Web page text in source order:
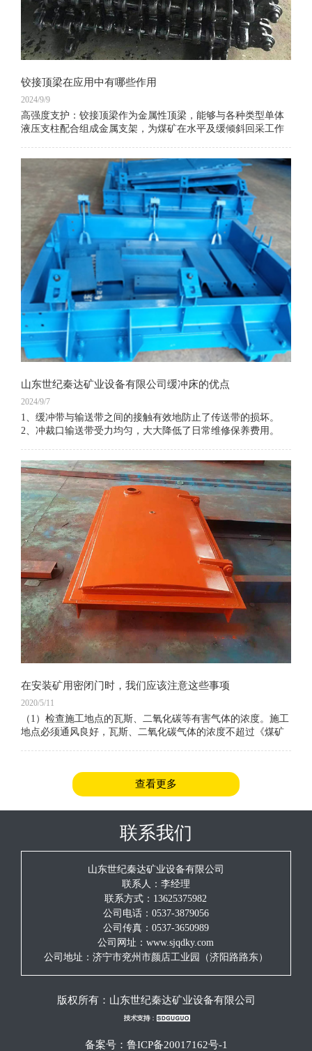
铰接顶梁在应用中有哪些作用
2024/9/9
高强度支护：铰接顶梁作为金属性顶梁，能够与各种类型单体
液压支柱配合组成金属支架，为煤矿在水平及缓倾斜回采工作
悬臂支护：铰接顶梁具有悬臂支护的特性，能够支护工作面煤
壁前边的运输机道上面的顶板，使煤壁与支柱间有较大的无支
护空间。这种支护方式不仅为采煤机提供了更广阔的施工空
间，还便于行人、行车和回采作业的进行。
​山东世纪秦达矿业设备有限公司缓冲床的优点
2024/9/7
1、缓冲带与输送带之间的接触有效地防止了传送带的损坏。
2、冲裁口输送带受力均匀，大大降低了日常维修保养费用。
在安装矿用密闭门时，我们应该注意这些事项
2020/5/11
（1）检查施工地点的瓦斯、二氧化碳等有害气体的浓度。施工
地点必须通风良好，瓦斯、二氧化碳气体的浓度不超过《煤矿
查看更多
联系我们
山东世纪秦达矿业设备有限公司
联系人：李经理
联系方式：13625375982
公司电话：0537-3879056
公司传真：0537-3650989
公司网址：www.sjqdky.com
公司地址：济宁市兖州市颜店工业园（济阳路路东）
版权所有： 山东世纪秦达矿业设备有限公司
备案号： 鲁ICP备20017162号-1